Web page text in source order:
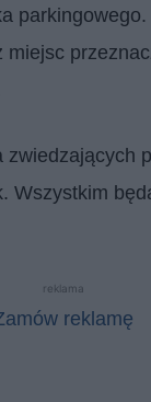
miejsc
zwiedzających
Wszystkim
reklama
reklamę